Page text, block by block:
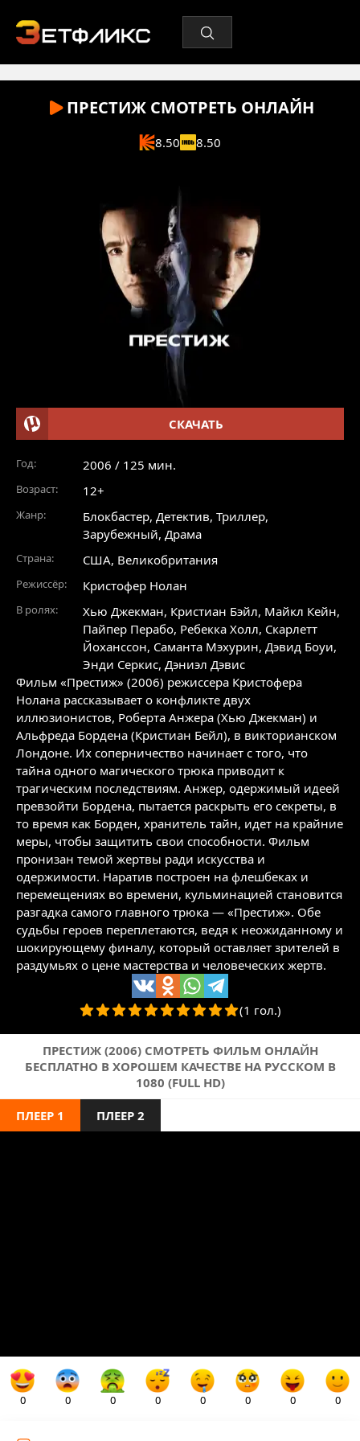
ПРЕСТИЖ СМОТРЕТЬ ОНЛАЙН
8.50 8.50
СКАЧАТЬ
Год: 2006 / 125 мин.
Возраст: 12+
Жанр: Блокбастер, Детектив, Триллер,
Зарубежный, Драма
Страна: США, Великобритания
Режиссёр: Кристофер Нолан
В ролях: Хью Джекман, Кристиан Бэйл, Майкл Кейн,
Пайпер Перабо, Ребекка Холл, Скарлетт
Йоханссон, Саманта Мэхурин, Дэвид Боуи,
Энди Серкис, Дэниэл Дэвис
Фильм «Престиж» (2006) режиссера Кристофера
Нолана рассказывает о конфликте двух
иллюзионистов, Роберта Анжера (Хью Джекман) и
Альфреда Бордена (Кристиан Бейл), в викторианском
Лондоне. Их соперничество начинает с того, что
тайна одного магического трюка приводит к
трагическим последствиям. Анжер, одержимый идеей
превзойти Бордена, пытается раскрыть его секреты, в
то время как Борден, хранитель тайн, идет на крайние
меры, чтобы защитить свои способности. Фильм
пронизан темой жертвы ради искусства и
одержимости. Наратив построен на флешбеках и
перемещениях во времени, кульминацией становится
разгадка самого главного трюка — «Престиж». Обе
судьбы героев переплетаются, ведя к неожиданному и
шокирующему финалу, который оставляет зрителей в
раздумьях о цене мастерства и человеческих жертв.
(1 гол.)
ПРЕСТИЖ (2006) СМОТРЕТЬ ФИЛЬМ ОНЛАЙН
БЕСПЛАТНО В ХОРОШЕМ КАЧЕСТВЕ НА РУССКОМ В
1080 (FULL HD)
ПЛЕЕР 1 ПЛЕЕР 2
0 0 0 0 0 0 0 0